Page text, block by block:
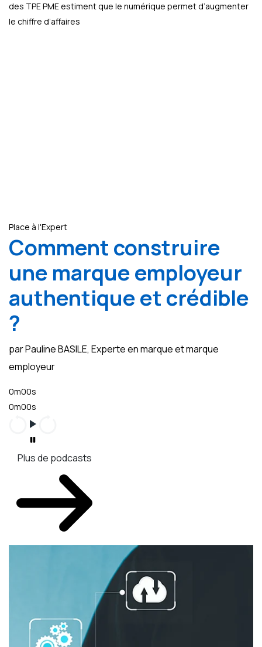
des TPE PME estiment que le numérique permet d’augmenter
le chiffre d’affaires
Place à l'Expert
Comment construire
une marque employeur
authentique et crédible
?
par Pauline BASILE, Experte en marque et marque
employeur
0m00s
0m00s
Plus de podcasts